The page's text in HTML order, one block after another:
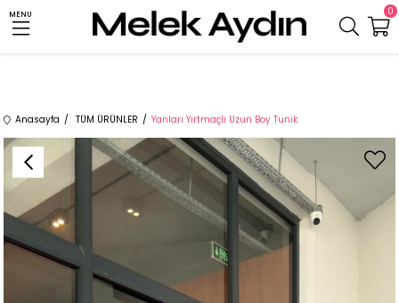
MENU 0
Anasayfa TÜM ÜRÜNLER Yanları Yırtmaçlı Uzun Boy Tunik